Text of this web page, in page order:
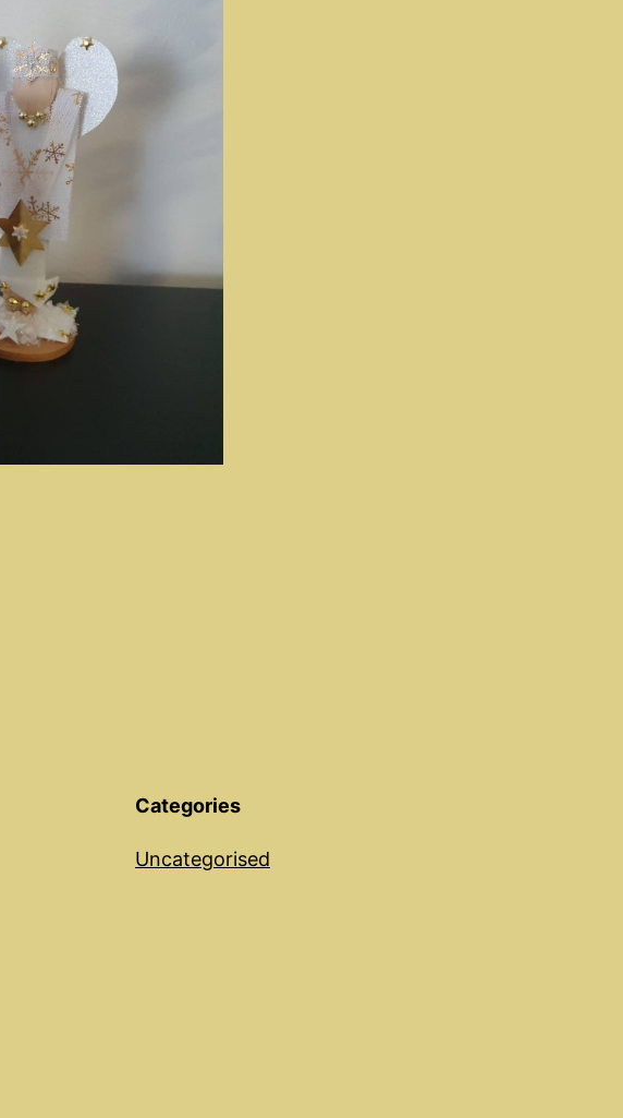
Categories
Uncategorised